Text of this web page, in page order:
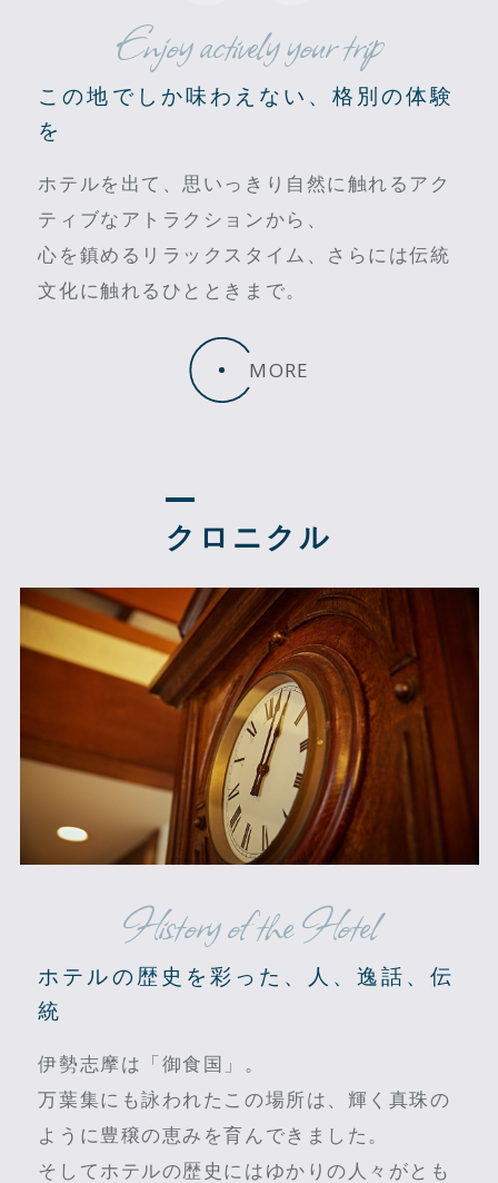
Enjoy actively your trip
この地でしか味わえない、格別の体験
を
ホテルを出て、思いっきり自然に触れるアク
ティブなアトラクションから、
心を鎮めるリラックスタイム、さらには伝統
文化に触れるひとときまで。
MORE
クロニクル
History of the Hotel
ホテルの歴史を彩った、人、逸話、伝
統
伊勢志摩は「御食国」。
万葉集にも詠われたこの場所は、輝く真珠の
ように豊穣の恵みを育んできました。
そしてホテルの歴史にはゆかりの人々がとも